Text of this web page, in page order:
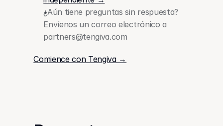
¿Aún tiene preguntas sin respuesta?
Envíenos un correo electrónico a
partners@tengiva.com
Comience con Tengiva →